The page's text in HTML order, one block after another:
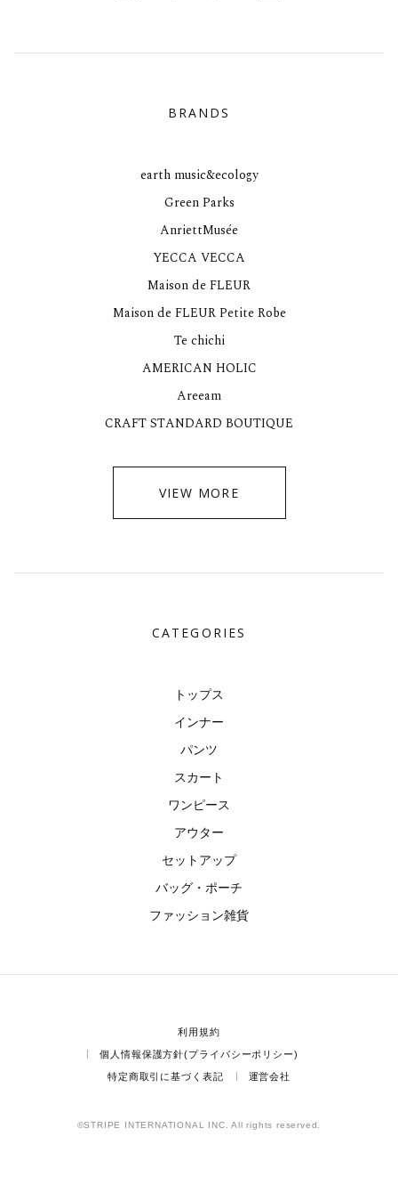
BRANDS
earth music&ecology
Green Parks
AnriettMusée
YECCA VECCA
Maison de FLEUR
Maison de FLEUR Petite Robe
Te chichi
AMERICAN HOLIC
Areeam
CRAFT STANDARD BOUTIQUE
VIEW MORE
CATEGORIES
トップス
インナー
パンツ
スカート
ワンピース
アウター
セットアップ
バッグ・ポーチ
ファッション雑貨
利用規約
個人情報保護方針(プライバシーポリシー)
特定商取引に基づく表記 運営会社
©STRIPE INTERNATIONAL INC. All rights reserved.